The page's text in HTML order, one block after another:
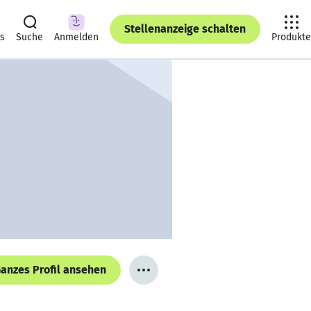
Suche Anmelden
Stellenanzeige schalten
Produkte
Profil ansehen